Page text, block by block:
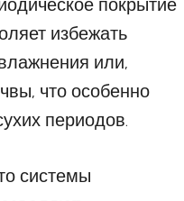
покрытие
избежать
или,
что особенно
периодов.
системы